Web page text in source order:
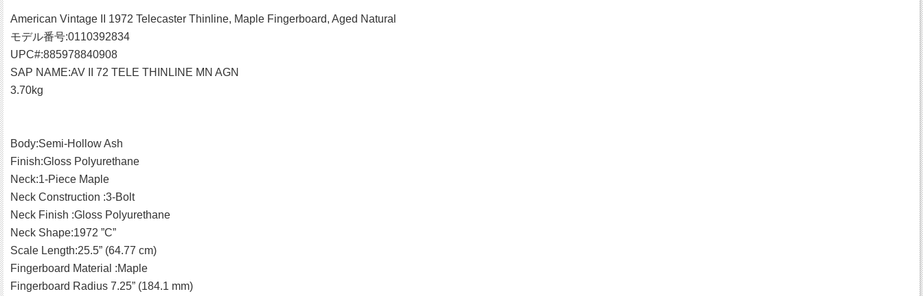
American Vintage II 1972 Telecaster Thinline, Maple Fingerboard, Aged Natural
モデル番号:0110392834
UPC#:885978840908
SAP NAME:AV II 72 TELE THINLINE MN AGN
3.70kg
Body:Semi-Hollow Ash
Finish:Gloss Polyurethane
Neck:1-Piece Maple
Neck Construction :3-Bolt
Neck Finish :Gloss Polyurethane
Neck Shape:1972 ”C”
Scale Length:25.5” (64.77 cm)
Fingerboard Material :Maple
Fingerboard Radius 7.25” (184.1 mm)